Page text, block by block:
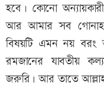
হবে। কোনো
আর আমার সব গোনাহ
বিষয়টি এমন নয় বরং
রমজানের যাবতীয়
জরুরি। আর তাতে